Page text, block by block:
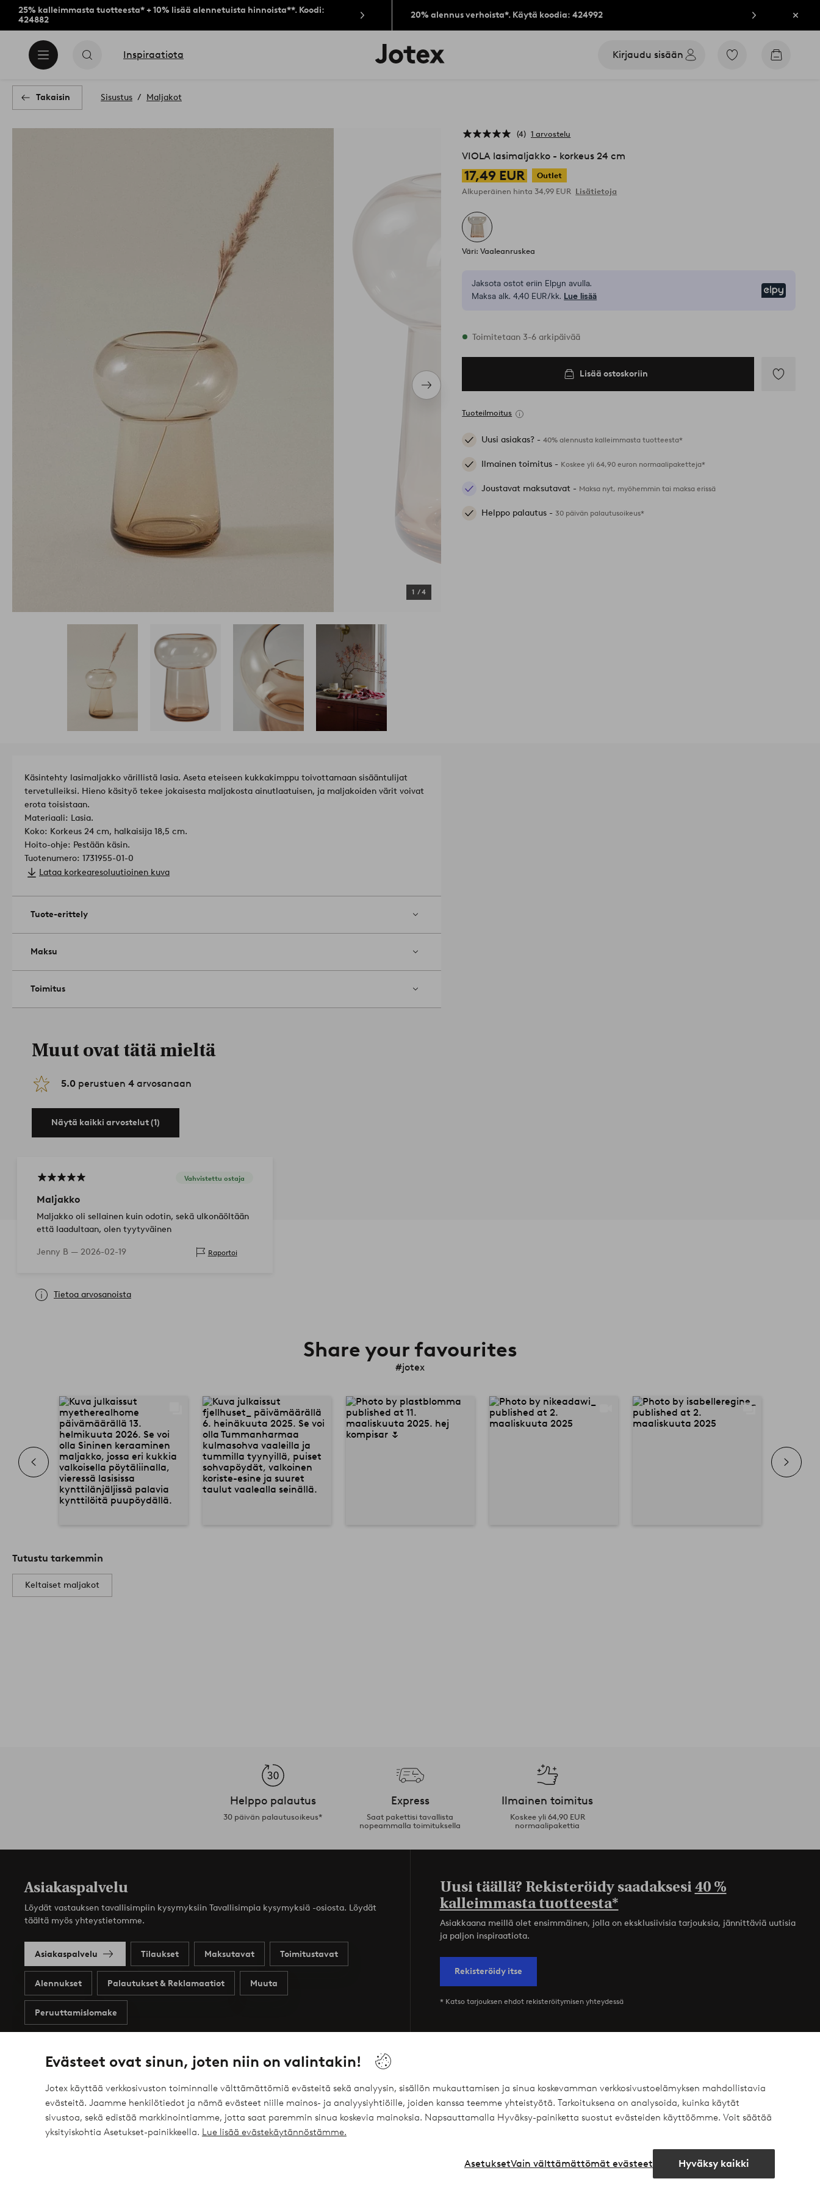
Evästeet ovat sinun, joten niin on valintakin!
Jotex käyttää verkkosivuston toiminnalle välttämättömiä evästeitä sekä analyysin, sisällön mukauttamisen ja sinua koskevamman verkkosivustoelämyksen mahdollistavia
evästeitä. Jaamme henkilötiedot ja nämä evästeet niille mainos- ja analyysiyhtiöille, joiden kanssa teemme yhteistyötä. Tarkoituksena on analysoida, kuinka käytät
sivustoa, sekä edistää markkinointiamme, jotta saat paremmin sinua koskevia mainoksia. Napsauttamalla Hyväksy-painiketta suostut evästeiden käyttöömme. Voit säätää
yksityiskohtia Asetukset-painikkeella. Lue lisää evästekäytännöstämme.
Hyväksy kaikki
Vain välttämättömät evästeet
Asetukset
25% kalleimmasta tuotteesta* + 10% lisää alennetuista hinnoista**. Koodi:
424882
20% alennus verhoista*. Käytä koodia: 424992 Sulje
Inspiraatiota
Jotex-
logo
Kirjaudu sisään
Siirry
Siirry
Takaisin Sisustus Maljakot
Seuraava
tuote
1 /4
4 1 arvostelu
VIOLA lasimaljakko - korkeus 24 cm
17,49 EUR
Outlet
Alkuperäinen hinta34,99 EUR Lisätietoja
Väri: Vaaleanruskea
Jaksota ostot eriin Elpyn avulla.
Maksa alk. 4,40 EUR/kk. Lue lisää
Varastossa
Toimitetaan 3-6 arkipäivää
Lisää ostoskoriin
Tuoteilmoitus
Uusi asiakas? -40% alennusta kalleimmasta tuotteesta*
Ilmainen toimitus - Koskee yli 64,90 euron normaalipaketteja*
Joustavat maksutavat - Maksa nyt, myöhemmin tai maksa erissä
Helppo palautus -30 päivän palautusoikeus*
Käsintehty lasimaljakko värillistä lasia. Aseta eteiseen kukkakimppu toivottamaan sisääntulijat
tervetulleiksi. Hieno käsityö tekee jokaisesta maljakosta ainutlaatuisen, ja maljakoiden värit voivat
erota toisistaan.
Materiaali: Lasia.
Koko: Korkeus 24 cm, halkaisija 18,5 cm.
Hoito-ohje: Pestään käsin.
Tuotenumero: 1731955-01-0
Lataa korkearesoluutioinen kuva
Tuote-erittely
Maksu
Toimitus
Muut ovat tätä mieltä
5.0 perustuen 4 arvosanaan
Näytä kaikki arvostelut (1)
Vahvistettu ostaja
Maljakko
Maljakko oli sellainen kuin odotin, sekä ulkonäöltään
että laadultaan, olen tyytyväinen
Jenny B — 2026-02-19 Raportoi
Tietoa arvosanoista
Share your favourites
#jotex
Tutustu tarkemmin
Keltaiset maljakot
Helppo palautus
30 päivän palautusoikeus*
Express
Saat pakettisi tavallista
nopeammalla toimituksella
Ilmainen toimitus
Koskee yli 64,90 EUR
normaalipakettia
Asiakaspalvelu
Löydät vastauksen tavallisimpiin kysymyksiin Tavallisimpia kysymyksiä -osiosta. Löydät
täältä myös yhteystietomme.
Asiakaspalvelu Tilaukset Maksutavat Toimitustavat
Alennukset Palautukset & Reklamaatiot Muuta
Peruuttamislomake
Uusi täällä? Rekisteröidy saadaksesi40 %
kalleimmasta tuotteesta*
Asiakkaana meillä olet ensimmäinen, jolla on eksklusiivisia tarjouksia, jännittäviä uutisia
ja paljon inspiraatiota.
Rekisteröidy itse
* Katso tarjouksen ehdot rekisteröitymisen yhteydessä
Omat sivut
Profiilini
Tapahtumat
Tietoa Jotexista
Tietoa Jotexista
Tietoa Ellos Groupista
Palvelumme
Joustavat maksutavat Elpyn kautta
Ellos Vakuutukset
Ehdot
Yleiset ehdot - Yksityisasiakas
Ystävät
Ellos